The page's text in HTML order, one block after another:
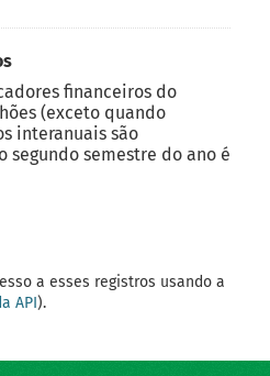
financeiros do
(exceto quando
interanuais são
segundo semestre do ano é
a esses registros usando a
API).